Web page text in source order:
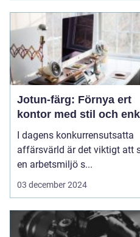
Jotun-färg: Förnya ert
kontor med stil och
I dagens konkurrensutsatta
affärsvärld är det viktigt att
en arbetsmiljö s...
03 december 2024